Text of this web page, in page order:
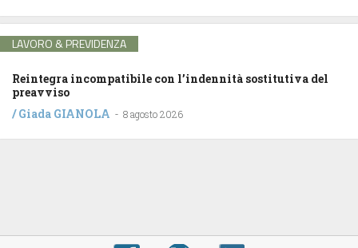
LAVORO & PREVIDENZA
Reintegra incompatibile con l’indennità sostitutiva del
preavviso
/Giada GIANOLA - 8 agosto 2026